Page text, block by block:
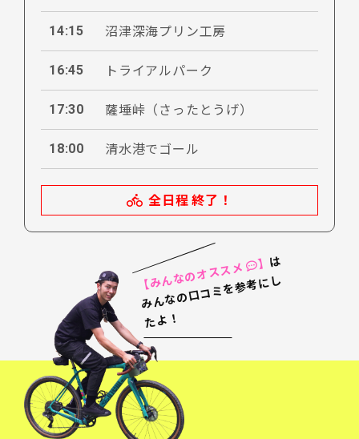
14:15 沼津深海プリン工房
16:45 トライアルパーク
17:30 薩埵峠（さったとうげ）
18:00 清水港でゴール
全日程 終了！
【みんなのオススメ 】は
み
ん
な
の
口
コ
ミ
を
参
考
に
し
た
よ
！